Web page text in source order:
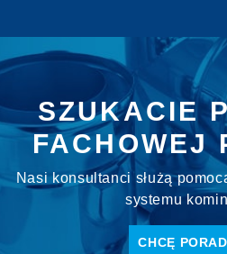
SZUKACIE
FACHOWEJ
Nasi konsultanci służą
systemu
CHCĘ